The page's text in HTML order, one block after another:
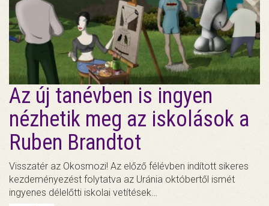
Az új tanévben is ingyen
nézhetik meg az iskolások a
Ruben Brandtot
Visszatér az Okosmozi! Az előző félévben indított sikeres
kezdeményezést folytatva az Uránia októbertől ismét
ingyenes délelőtti iskolai vetítések…